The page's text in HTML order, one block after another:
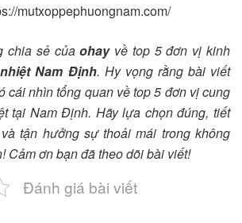
mutxoppephuongnam.com/
chia sẻ củaohayvề top 5 đơn vị kinh
Nam Định. Hy vọng rằng bài viết
cái nhìn tổng quan về top 5 đơn vị cung
tại Nam Định. Hãy lựa chọn đúng, tiết
tận hưởng sự thoải mái trong không
Cảm ơn bạn đã theo dõi bài viết!
Đánh giá bài viết